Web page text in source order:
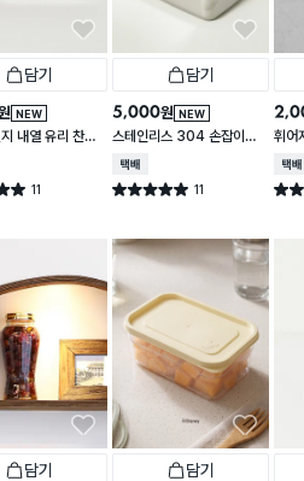
담기
NEW
내열 유리 찬통
11
건 작성
담기
NEW
5,000원
스테인리스 304 손잡이형
대용량 찬통 2.2 L
택배배송
별점 5.0점 11
건 작성
휘어
2 L
택배
별점
담기 담기